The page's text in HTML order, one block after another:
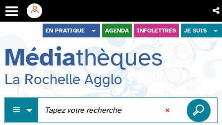
menu
contenu
recherche
EN PRATIQUE AGENDA INFOLETTRES JE SUIS
Médiathèques
La Rochelle Agglo